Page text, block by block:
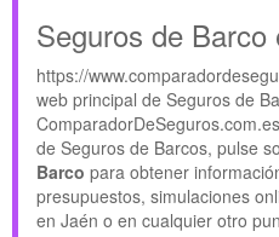
Seguros de Barco
https://
web principal de Seguros de
de Seguros de Barcos, pulse
Barco para obtener
presupuestos, simulaciones
en Jaén o en cualquier otro